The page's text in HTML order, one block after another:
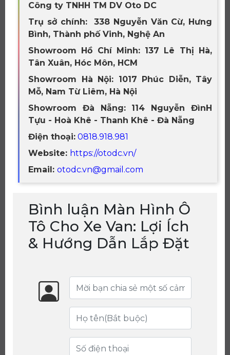
Công ty TNHH TM DV Oto DC
Trụ sở chính: 338 Nguyễn Văn Cừ, Hưng
Bình, Thành phố Vinh, Nghệ An
Showroom Hồ Chí Minh: 137 Lê Thị Hà,
Tân Xuân, Hóc Môn, HCM
Showroom Hà Nội: 1017 Phúc Diễn, Tây
Mỗ, Nam Từ Liêm, Hà Nội
Showroom Đà Nẵng: 114 Nguyễn ĐìnH
Tựu - Hoà Khê - Thanh Khê - Đà Nẵng
Điện thoại: 0818.918.981
Website: https://otodc.vn/
Email: otodc.vn@gmail.com
Bình luận Màn Hình Ô
Tô Cho Xe Van: Lợi Ích
& Hướng Dẫn Lắp Đặt